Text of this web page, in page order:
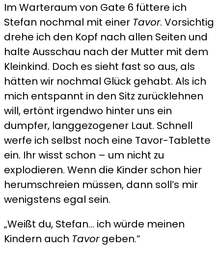
Im Warteraum von Gate 6 füttere ich
Stefan nochmal mit einer Tavor. Vorsichtig
drehe ich den Kopf nach allen Seiten und
halte Ausschau nach der Mutter mit dem
Kleinkind. Doch es sieht fast so aus, als
hätten wir nochmal Glück gehabt. Als ich
mich entspannt in den Sitz zurücklehnen
will, ertönt irgendwo hinter uns ein
dumpfer, langgezogener Laut. Schnell
werfe ich selbst noch eine Tavor-Tablette
ein. Ihr wisst schon – um nicht zu
explodieren. Wenn die Kinder schon hier
herumschreien müssen, dann soll’s mir
wenigstens egal sein.
„Weißt du, Stefan… ich würde meinen
Kindern auch Tavorgeben.“